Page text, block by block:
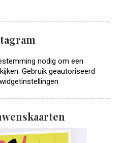
nodig om een
Gebruik geautoriseerd